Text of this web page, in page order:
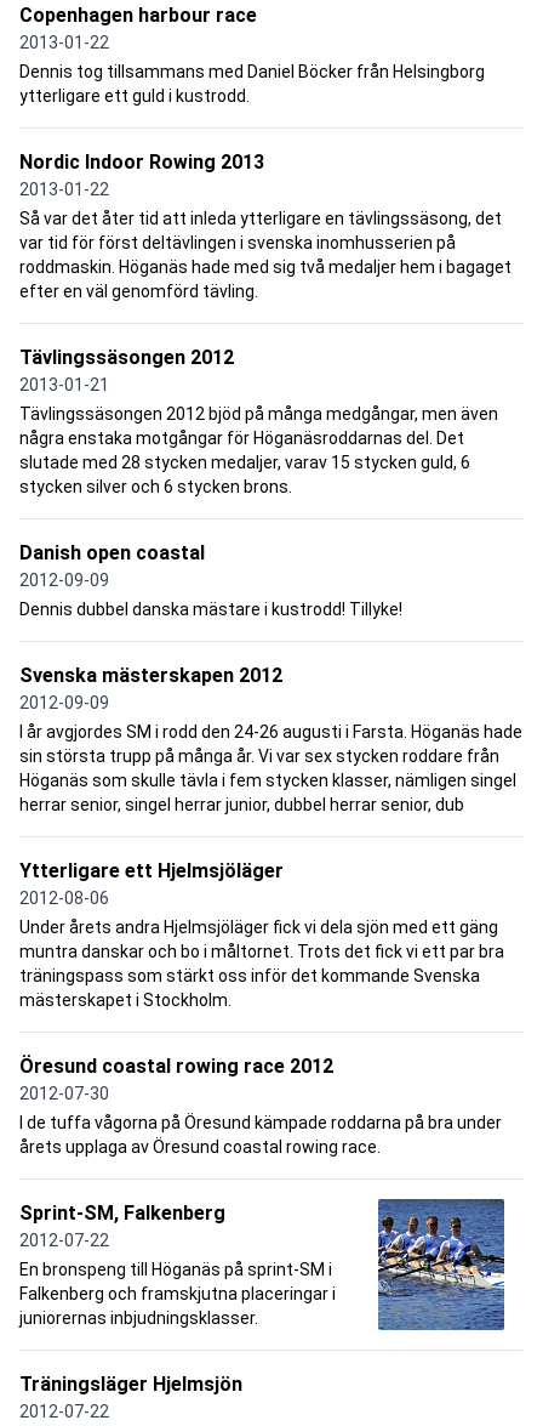
Copenhagen harbour race
2013-01-22
Dennis tog tillsammans med Daniel Böcker från Helsingborg
ytterligare ett guld i kustrodd.
Nordic Indoor Rowing 2013
2013-01-22
Så var det åter tid att inleda ytterligare en tävlingssäsong, det
var tid för först deltävlingen i svenska inomhusserien på
roddmaskin. Höganäs hade med sig två medaljer hem i bagaget
efter en väl genomförd tävling.
Tävlingssäsongen 2012
2013-01-21
Tävlingssäsongen 2012 bjöd på många medgångar, men även
några enstaka motgångar för Höganäsroddarnas del. Det
slutade med 28 stycken medaljer, varav 15 stycken guld, 6
stycken silver och 6 stycken brons.
Danish open coastal
2012-09-09
Dennis dubbel danska mästare i kustrodd! Tillyke!
Svenska mästerskapen 2012
2012-09-09
I år avgjordes SM i rodd den 24-26 augusti i Farsta. Höganäs hade
sin största trupp på många år. Vi var sex stycken roddare från
Höganäs som skulle tävla i fem stycken klasser, nämligen singel
herrar senior, singel herrar junior, dubbel herrar senior, dub
Ytterligare ett Hjelmsjöläger
2012-08-06
Under årets andra Hjelmsjöläger fick vi dela sjön med ett gäng
muntra danskar och bo i måltornet. Trots det fick vi ett par bra
träningspass som stärkt oss inför det kommande Svenska
mästerskapet i Stockholm.
Öresund coastal rowing race 2012
2012-07-30
I de tuffa vågorna på Öresund kämpade roddarna på bra under
årets upplaga av Öresund coastal rowing race.
Sprint-SM, Falkenberg
2012-07-22
En bronspeng till Höganäs på sprint-SM i
Falkenberg och framskjutna placeringar i
juniorernas inbjudningsklasser.
Träningsläger Hjelmsjön
2012-07-22